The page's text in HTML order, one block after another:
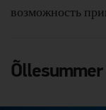
возможность
Õllesummer